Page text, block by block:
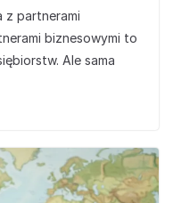
z partnerami
biznesowymi to
Ale sama